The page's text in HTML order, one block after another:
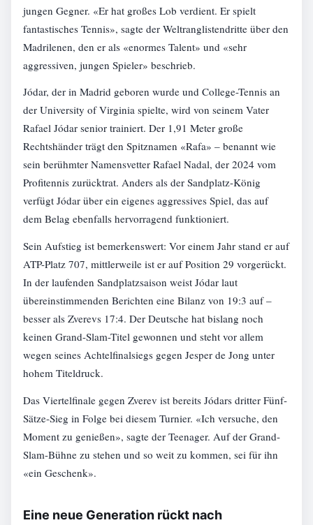
jungen Gegner. «Er hat großes Lob verdient. Er spielt
fantastisches Tennis», sagte der Weltranglistendritte über den
Madrilenen, den er als «enormes Talent» und «sehr
aggressiven, jungen Spieler» beschrieb.
Jódar, der in Madrid geboren wurde und College-Tennis an
der University of Virginia spielte, wird von seinem Vater
Rafael Jódar senior trainiert. Der 1,91 Meter große
Rechtshänder trägt den Spitznamen «Rafa» – benannt wie
sein berühmter Namensvetter Rafael Nadal, der 2024 vom
Profitennis zurücktrat. Anders als der Sandplatz-König
verfügt Jódar über ein eigenes aggressives Spiel, das auf
dem Belag ebenfalls hervorragend funktioniert.
Sein Aufstieg ist bemerkenswert: Vor einem Jahr stand er auf
ATP-Platz 707, mittlerweile ist er auf Position 29 vorgerückt.
In der laufenden Sandplatzsaison weist Jódar laut
übereinstimmenden Berichten eine Bilanz von 19:3 auf –
besser als Zverevs 17:4. Der Deutsche hat bislang noch
keinen Grand-Slam-Titel gewonnen und steht vor allem
wegen seines Achtelfinalsiegs gegen Jesper de Jong unter
hohem Titeldruck.
Das Viertelfinale gegen Zverev ist bereits Jódars dritter Fünf-
Sätze-Sieg in Folge bei diesem Turnier. «Ich versuche, den
Moment zu genießen», sagte der Teenager. Auf der Grand-
Slam-Bühne zu stehen und so weit zu kommen, sei für ihn
«ein Geschenk».
Eine neue Generation rückt nach